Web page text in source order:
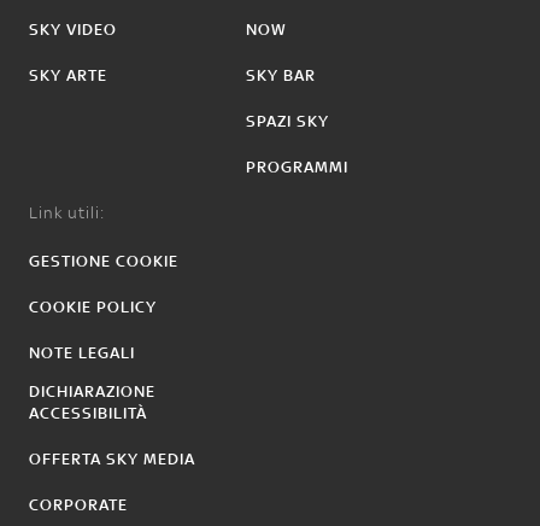
SKY VIDEO
SKY ARTE
NOW
SKY BAR
SPAZI SKY
PROGRAMMI
Link utili:
GESTIONE COOKIE
COOKIE POLICY
NOTE LEGALI
DICHIARAZIONE
ACCESSIBILITÀ
OFFERTA SKY MEDIA
CORPORATE